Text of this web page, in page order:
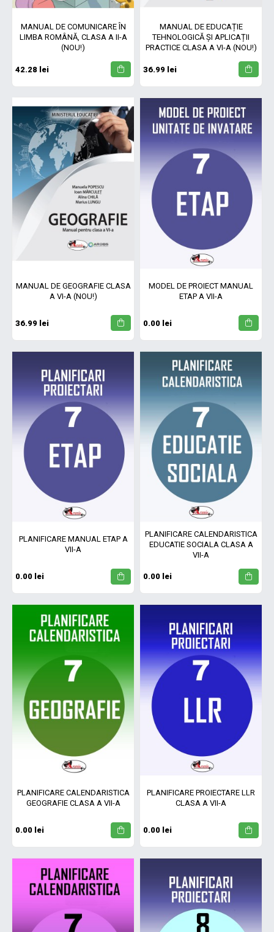
MANUAL DE COMUNICARE ÎN
LIMBA ROMÂNĂ, CLASA A II-A
(NOU!)
42.28 lei
MANUAL DE EDUCAȚIE
TEHNOLOGICĂ ȘI APLICAȚII
PRACTICE CLASA A VI-A (NOU!)
36.99 lei
MANUAL DE GEOGRAFIE CLASA
A VI-A (NOU!)
36.99 lei
MODEL DE PROIECT MANUAL
ETAP A VII-A
0.00 lei
PLANIFICARE MANUAL ETAP A
VII-A
0.00 lei
PLANIFICARE CALENDARISTICA
EDUCATIE SOCIALA CLASA A
VII-A
0.00 lei
PLANIFICARE CALENDARISTICA
GEOGRAFIE CLASA A VII-A
0.00 lei
PLANIFICARE PROIECTARE LLR
CLASA A VII-A
0.00 lei